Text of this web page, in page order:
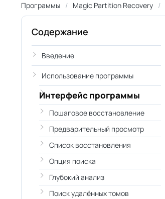
Программы Magic Partition Recovery
Содержание
Введение
Использование программы
Интерфейс программы
Пошаговое восстановление
Предварительный просмотр
Список восстановления
Опция поиска
Глубокий анализ
Поиск удалённых томов